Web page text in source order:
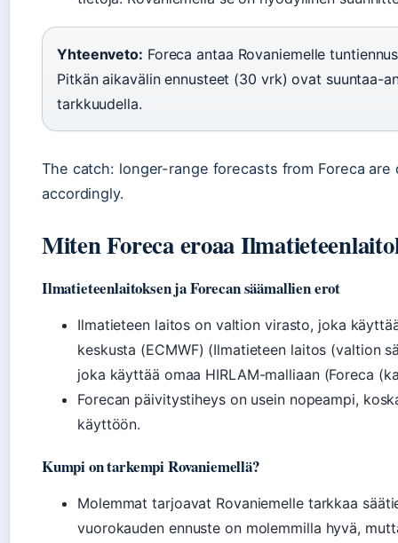
Yhteenveto: Foreca antaa Rovaniemelle
Pitkän aikavälin ennusteet (30 vrk) ovat suuntaa-
tarkkuudella.
The catch: longer-range forecasts from Foreca
accordingly.
Miten Foreca eroaa
Ilmatieteenlaitoksen ja Forecan säämallien erot
Ilmatieteen laitos on valtion virasto, joka
keskusta (ECMWF) (Ilmatieteen laitos (valtion
joka käyttää omaa HIRLAM-malliaan (Foreca
Forecan päivitystiheys on usein nopeampi,
käyttöön.
Kumpi on tarkempi Rovaniemellä?
Molemmat tarjoavat Rovaniemelle tarkkaa
vuorokauden ennuste on molemmilla hyvä,